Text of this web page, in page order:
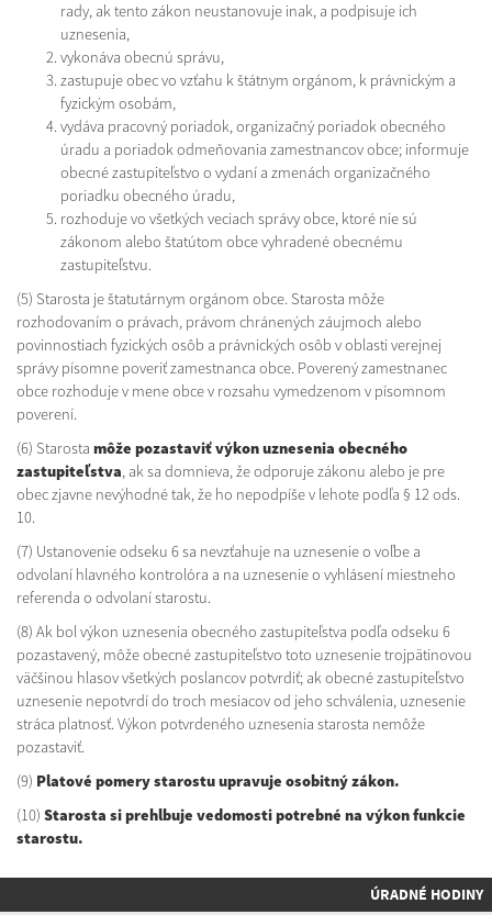
rady, ak tento zákon neustanovuje inak, a podpisuje ich
uznesenia,
vykonáva obecnú správu,
zastupuje obec vo vzťahu k štátnym orgánom, k právnickým a
fyzickým osobám,
vydáva pracovný poriadok, organizačný poriadok obecného
úradu a poriadok odmeňovania zamestnancov obce; informuje
obecné zastupiteľstvo o vydaní a zmenách organizačného
poriadku obecného úradu,
rozhoduje vo všetkých veciach správy obce, ktoré nie sú
zákonom alebo štatútom obce vyhradené obecnému
zastupiteľstvu.
(5) Starosta je štatutárnym orgánom obce. Starosta môže
rozhodovaním o právach, právom chránených záujmoch alebo
povinnostiach fyzických osôb a právnických osôb v oblasti verejnej
správy písomne poveriť zamestnanca obce. Poverený zamestnanec
obce rozhoduje v mene obce v rozsahu vymedzenom v písomnom
poverení.
(6) Starosta môže pozastaviť výkon uznesenia obecného
zastupiteľstva, ak sa domnieva, že odporuje zákonu alebo je pre
obec zjavne nevýhodné tak, že ho nepodpíše v lehote podľa § 12 ods.
10.
(7) Ustanovenie odseku 6 sa nevzťahuje na uznesenie o voľbe a
odvolaní hlavného kontrolóra a na uznesenie o vyhlásení miestneho
referenda o odvolaní starostu.
(8) Ak bol výkon uznesenia obecného zastupiteľstva podľa odseku 6
pozastavený, môže obecné zastupiteľstvo toto uznesenie trojpätinovou
väčšinou hlasov všetkých poslancov potvrdiť; ak obecné zastupiteľstvo
uznesenie nepotvrdí do troch mesiacov od jeho schválenia, uznesenie
stráca platnosť. Výkon potvrdeného uznesenia starosta nemôže
pozastaviť.
(9) Platové pomery starostu upravuje osobitný zákon.
(10) Starosta si prehlbuje vedomosti potrebné na výkon funkcie
starostu.
ÚRADNÉ HODINY